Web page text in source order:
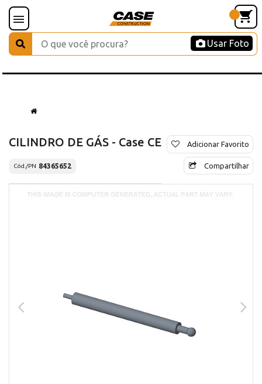
Usar Foto
CILINDRO DE GÁS - Case CE
Cód./PN 84365652
Adicionar Favorito
Compartilhar